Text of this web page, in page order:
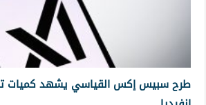
طرح سبيس إكس القياسي يشهد كميات